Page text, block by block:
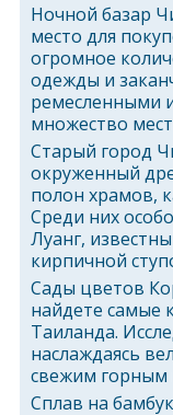
Ночной базар
место для
огромное
одежды и
ремесленными
множество
Старый город
окруженный
полон храмов,
Среди них
Луанг,
кирпичной
Сады цветов
найдете самые
Таиланда.
наслаждаясь
свежим горным
Сплав на